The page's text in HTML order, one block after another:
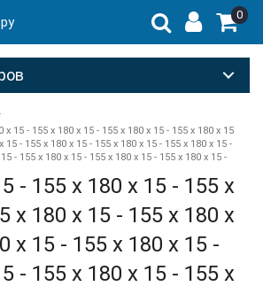
0
x 15 - 155 x 180 x 15 - 155 x 180 x 15 - 155 x 180 x 15
15 - 155 x 180 x 15 - 155 x 180 x 15 - 155 x 180 x 15 -
- 155 x 180 x 15 - 155 x 180 x 15 - 155 x 180 x 15 -
- 155 x 180 x 15 - 155 x
x 180 x 15 - 155 x 180 x
x 15 - 155 x 180 x 15 -
- 155 x 180 x 15 - 155 x